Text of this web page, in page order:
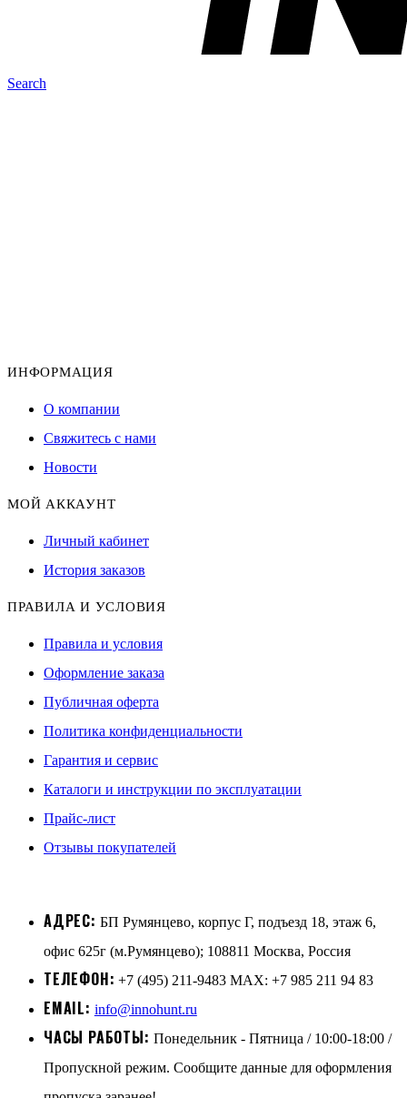
Search
ИНФОРМАЦИЯ
О компании
Свяжитесь с нами
Новости
МОЙ АККАУНТ
Личный кабинет
История заказов
ПРАВИЛА И УСЛОВИЯ
Правила и условия
Оформление заказа
Публичная оферта
Политика конфиденциальности
Гарантия и сервис
Каталоги и инструкции по эксплуатации
Прайс-лист
Отзывы покупателей
АДРЕС: БП Румянцево, корпус Г, подъезд 18, этаж 6,
офис 625г (м.Румянцево); 108811 Москва, Россия
ТЕЛЕФОН: +7 (495) 211-9483 MAX: +7 985 211 94 83
EMAIL: info@innohunt.ru
ЧАСЫ РАБОТЫ: Понедельник - Пятница / 10:00-18:00 /
Пропускной режим. Сообщите данные для оформления